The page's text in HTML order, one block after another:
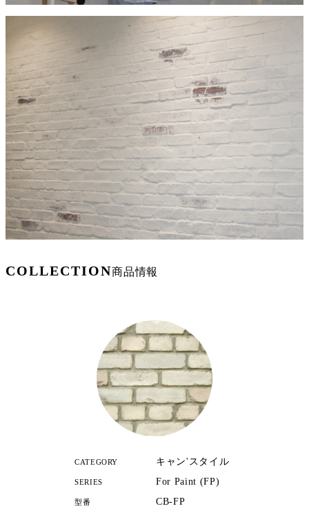
COLLECTION商品情報
CATEGORY キャン'スタイル
SERIES For Paint (FP)
型番 CB-FP